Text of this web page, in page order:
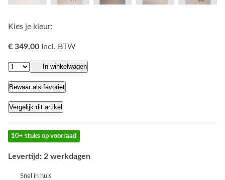
Kies je kleur:
€ 349,00 Incl. BTW
In winkelwagen
Bewaar als favoriet
Vergelijk dit artikel
10+ stuks op voorraad
Levertijd: 2 werkdagen
Snel in huis